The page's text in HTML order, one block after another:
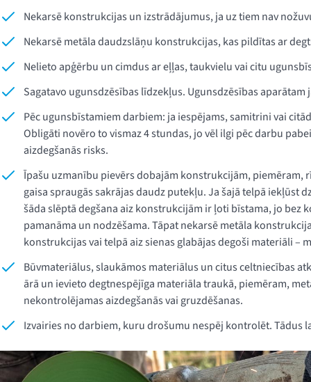
Nekarsē konstrukcijas un izstrādājumus, ja uz tiem nav
Nekarsē metāla daudzslāņu konstrukcijas, kas pildītas ar
Nelieto apģērbu un cimdus ar eļļas, taukvielu vai citu
Sagatavo ugunsdzēsības līdzekļus. Ugunsdzēsības
Pēc ugunsbīstamiem darbiem: ja iespējams, samitrini vai
Obligāti novēro to vismaz 4 stundas, jo vēl ilgi pēc darbu
aizdegšanās risks.
Īpašu uzmanību pievērs dobajām konstrukcijām, piemēram,
gaisa spraugās sakrājas daudz putekļu. Ja šajā telpā iekļūst
šāda slēptā degšana aiz konstrukcijām ir ļoti bīstama, jo bez
pamanāma un nodzēšama. Tāpat nekarsē metāla
konstrukcijas vai telpā aiz sienas glabājas degoši materiāli –
Būvmateriālus, slaukāmos materiālus un citus celtniecības
ārā un ievieto degtnespējīga materiāla traukā, piemēram,
nekontrolējamas aizdegšanās vai gruzdēšanas.
Izvairies no darbiem, kuru drošumu nespēj kontrolēt. Tādus